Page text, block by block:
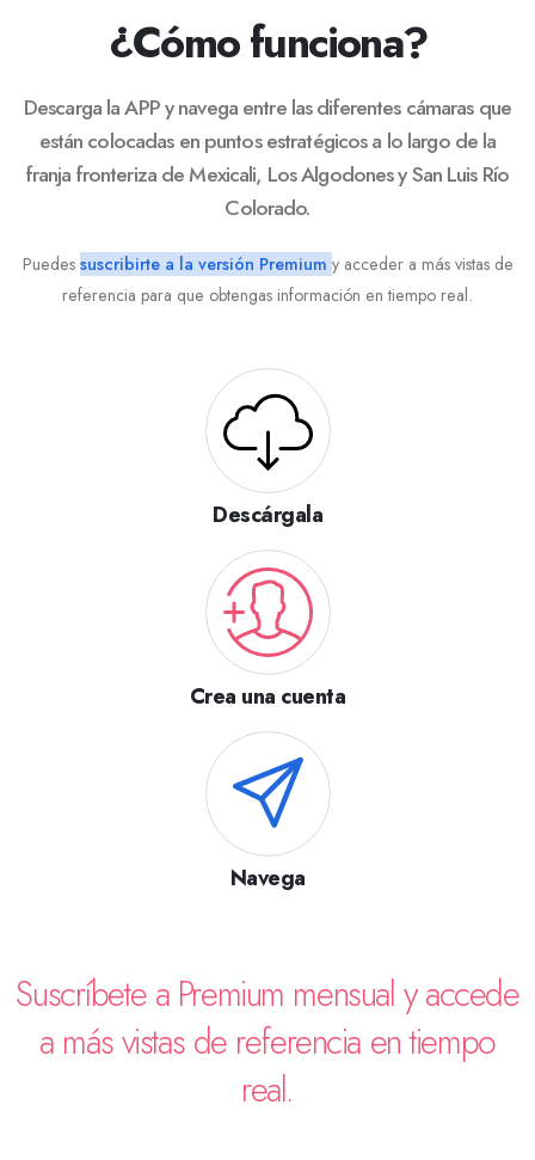
¿Cómo funciona?
Descarga la APP y navega entre las diferentes cámaras que
están colocadas en puntos estratégicos a lo largo de la
franja fronteriza de Mexicali, Los Algodones y San Luis Río
Colorado.
Puedes suscribirte a la versión Premium y acceder a más vistas de
referencia para que obtengas información en tiempo real.
Descárgala
Crea una cuenta
Navega
Suscríbete a Premium mensual y accede
a más vistas de referencia en tiempo
real.